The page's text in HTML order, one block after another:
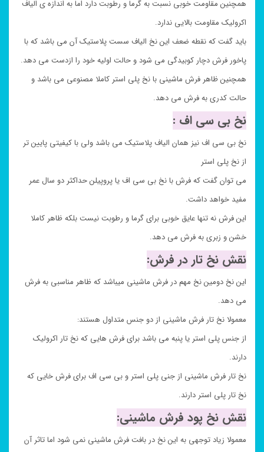
همچنین مقاومت خوبی نسبت به گرما و رطوبت دارد اما به اندازه ی الیاف
اکرولیک مقاومت بالایی ندارد.
باید گفت که نقطه ضعف این نخ الیاف سست پلاستیک آن می باشد که با
پاخور فرش دچار کوبیدگی می شود و حالت اولیه خود را ازدست می دهد.
همچنین ظاهر فرش ماشینی با نخ پلی استر کاملا مصنوعی می باشد و
حالت کدری به فرش می دهد.
نخ بی سی اف :
نخ بی سی اف نیز همان الیاف پلاستیک می باشد ولی با کیفیتی پایین تر
از نخ پلی استر
می توان گفت که فرش با نخ بی سی اف یا پروپیلن حداکثر دو سال عمر
مفید خواهد داشت.
این فرش نه تنها عایق خوبی برای گرما و رطوبت نیست بلکه ظاهر کاملا
خشن و زبری به فرش می دهد.
نقش نخ تار در فرش:
این نخ دومین نخ مهم در فرش ماشینی میباشد که ظاهر مناسبی به فرش
می دهد.
معمولا نخ تار فرش ماشینی از دو جنس متداول هستند:
از جنس پلی استر یا پنبه می باشد برای فرش هایی که نخ تار اکرولیک
دارند.
نخ تار فرش ماشینی از جنی پلی استر و بی سی اف برای فرش خایی که
نخ تار پلی استر دارند.
نقش نخ پود فرش ماشینی:
معمولا زیاد توجهی به این نخ در بافت فرش ماشینی نمی شود اما تاثر آن